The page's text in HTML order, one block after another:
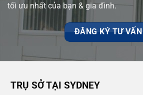
tối ưu nhất của bạn & gia đình.
ĐĂNG KÝ TƯ VẤN
TRỤ SỞ TẠI SYDNEY